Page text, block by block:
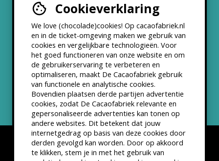
Cookieverklaring
We love (chocolade)cookies! Op cacaofabriek.nl
en in de ticket-omgeving maken we gebruik van
cookies en vergelijkbare technologieën. Voor
het goed functioneren van onze website en om
de gebruikerservaring te verbeteren en
optimaliseren, maakt De Cacaofabriek gebruik
van functionele en analytische cookies.
Bovendien plaatsen derde partijen advertentie
cookies, zodat De Cacaofabriek relevante en
gepersonaliseerde advertenties kan tonen op
andere websites. Dit betekent dat jouw
internetgedrag op basis van deze cookies door
derden gevolgd kan worden. Door op akkoord
te klikken, stem je in met het gebruik van
Werken bij
Partners & Samenwerkingen
ANBI status
Nieuwsbrief